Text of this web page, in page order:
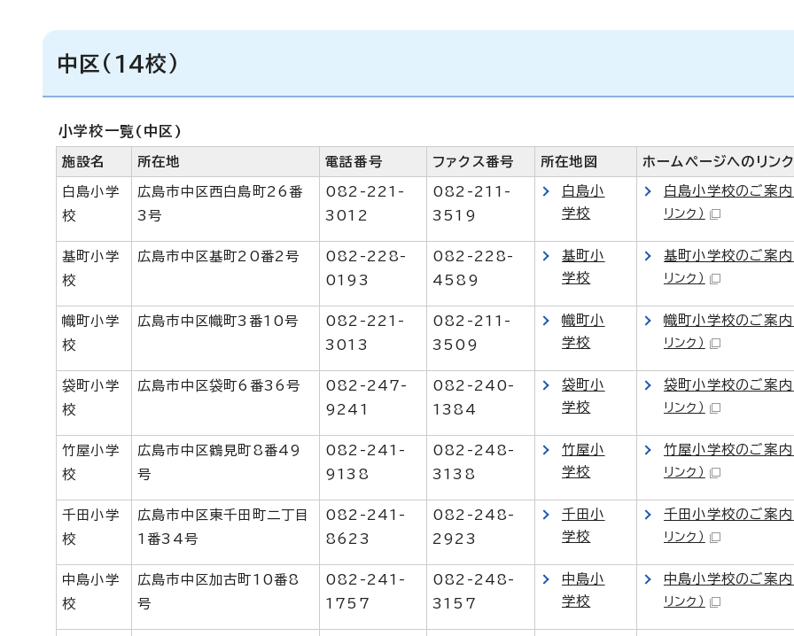
中区(14校)
小学校一覧(中区)
施設名 所在地 電話番号 ファクス番号 所在地図 ホームページへのリンク
白島小学
校
広島市中区西白島町26番
3号
082-221-
3012
082-211-
3519
白島小
学校
白島小学校のご案内
リンク）
基町小学
校
広島市中区基町20番2号
082-228-
0193
082-228-
4589
基町小
学校
基町小学校のご案内
リンク）
幟町小学
校
広島市中区幟町3番10号
082-221-
3013
082-211-
3509
幟町小
学校
幟町小学校のご案内
リンク）
袋町小学
校
広島市中区袋町6番36号
082-247-
9241
082-240-
1384
袋町小
学校
袋町小学校のご案内
リンク）
竹屋小学
校
広島市中区鶴見町8番49
号
082-241-
9138
082-248-
3138
竹屋小
学校
竹屋小学校のご案内
リンク）
千田小学
校
広島市中区東千田町二丁目
1番34号
082-241-
8623
082-248-
2923
千田小
学校
千田小学校のご案内
リンク）
中島小学
校
広島市中区加古町10番8
号
082-241-
1757
082-248-
3157
中島小
学校
中島小学校のご案内
リンク）